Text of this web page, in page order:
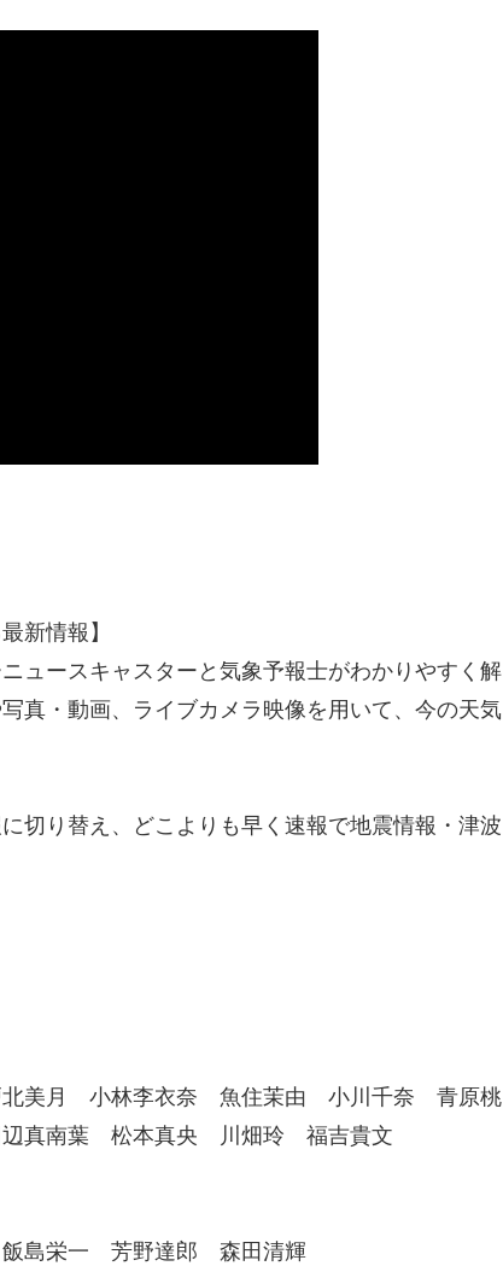
新情報】
ュースキャスターと気象予報士がわかりやすく解
真・動画、ライブカメラ映像を用いて、今の天気
切り替え、どこよりも早く速報で地震情報・津波
美月 小林李衣奈 魚住茉由 小川千奈 青原桃
真南葉 松本真央 川畑玲 福吉貴文
島栄一 芳野達郎 森田清輝